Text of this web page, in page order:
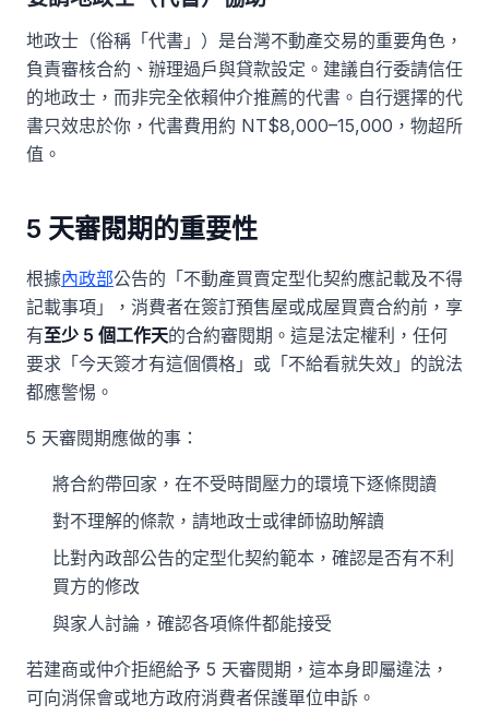
地政士（俗稱「代書」）是台灣不動產交易的重要角色，
負責審核合約、辦理過戶與貸款設定。建議自行委請信任
的地政士，而非完全依賴仲介推薦的代書。自行選擇的代
書只效忠於你，代書費用約 NT$8,000–15,000，物超所
值。
5 天審閱期的重要性
根據內政部公告的「不動產買賣定型化契約應記載及不得
記載事項」，消費者在簽訂預售屋或成屋買賣合約前，享
有至少 5 個工作天的合約審閱期。這是法定權利，任何
要求「今天簽才有這個價格」或「不給看就失效」的說法
都應警惕。
5 天審閱期應做的事：
將合約帶回家，在不受時間壓力的環境下逐條閱讀
對不理解的條款，請地政士或律師協助解讀
比對內政部公告的定型化契約範本，確認是否有不利
買方的修改
與家人討論，確認各項條件都能接受
若建商或仲介拒絕給予 5 天審閱期，這本身即屬違法，
可向消保會或地方政府消費者保護單位申訴。